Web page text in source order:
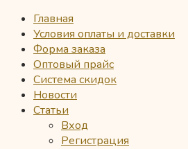
Главная
Условия оплаты и доставки
Форма заказа
Оптовый прайс
Система скидок
Новости
Статьи
Вход
Регистрация